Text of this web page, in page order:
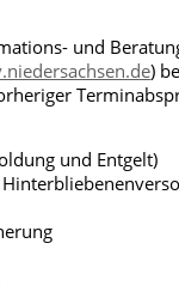
und
)
und Entgelt)